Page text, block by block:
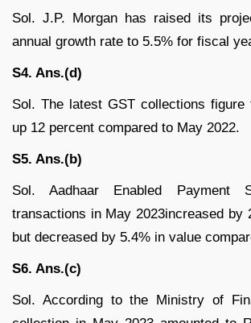
Sol. J.P. Morgan has raised its
annual growth rate to 5.5% for fiscal
S4. Ans.(d)
Sol. The latest GST collections
up 12 percent compared to May 2022.
S5. Ans.(b)
Sol. Aadhaar Enabled Payment
transactions in May 2023increased by
but decreased by 5.4% in value
S6. Ans.(c)
Sol. According to the Ministry of